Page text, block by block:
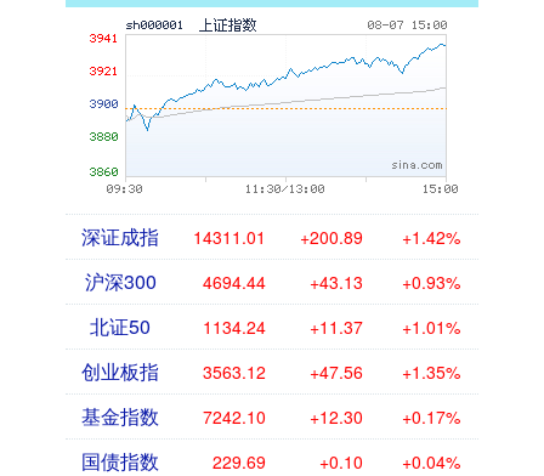
深证成指 14311.01 +200.89 +1.42%
沪深300 4694.44 +43.13 +0.93%
北证50 1134.24 +11.37 +1.01%
创业板指 3563.12 +47.56 +1.35%
基金指数 7242.10 +12.30 +0.17%
国债指数 229.69 +0.10 +0.04%